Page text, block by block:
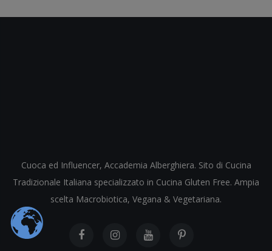
Cuoca ed Influencer, Accademia Alberghiera. Sito di Cucina
Tradizionale Italiana specializzato in Cucina Gluten Free. Ampia
scelta Macrobiotica, Vegana & Vegetariana.